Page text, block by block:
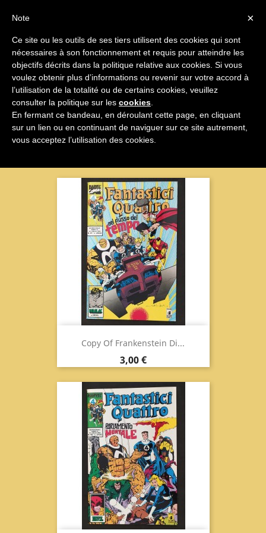


I Fantastici Quattro
Nom, A à Z 
Copy Of Frankenstein Di...
Prix
3,00 €
×
Note
Ce site ou les outils de ses tiers utilisent des cookies qui sont
nécessaires à son fonctionnement et requis pour atteindre les
objectifs décrits dans la politique relative aux cookies. Si vous
voulez obtenir plus d’informations ou revenir sur votre accord à
l’utilisation de la totalité ou de certains cookies, veuillez
consulter la politique sur les cookies
En fermant ce bandeau, en déroulant cette page, en cliquant
sur un lien ou en continuant de naviguer sur ce site autrement,
vous acceptez l’utilisation des cookies.